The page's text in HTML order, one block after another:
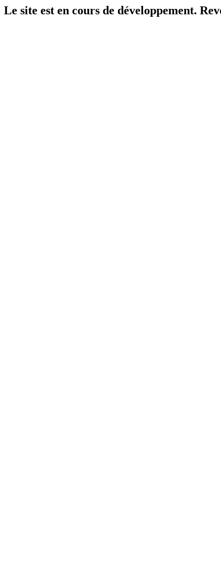
Le site est en cours de développement.